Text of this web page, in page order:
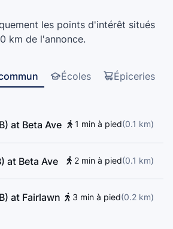
Parkcrest Children's
Driving School, Aubrey
Park Elementary School
les points d'intérêt situés
km de l'annonce.
Écoles Épiceries
at Beta Ave 1 min à pied(0.1 km)
at Beta Ave 2 min à pied(0.1 km)
at Fairlawn
3 min à pied(0.2 km)